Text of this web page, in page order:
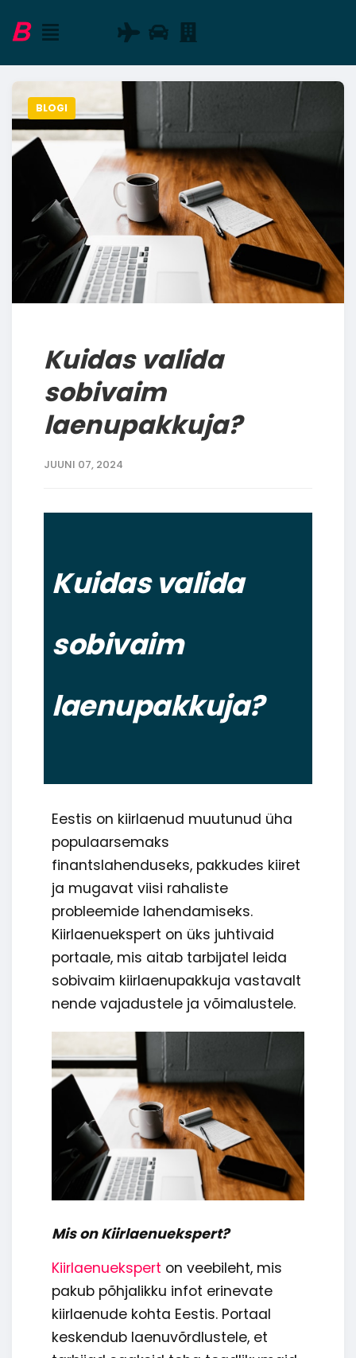
BLOGI
Kuidas valida
sobivaim
laenupakkuja?
JUUNI 07, 2024
Kuidas valida
sobivaim
laenupakkuja?
Eestis on kiirlaenud muutunud üha
populaarsemaks
finantslahenduseks, pakkudes kiiret
ja mugavat viisi rahaliste
probleemide lahendamiseks.
Kiirlaenuekspert on üks juhtivaid
portaale, mis aitab tarbijatel leida
sobivaim kiirlaenupakkuja vastavalt
nende vajadustele ja võimalustele.
Mis on Kiirlaenuekspert?
Kiirlaenuekspert on veebileht, mis
pakub põhjalikku infot erinevate
kiirlaenude kohta Eestis. Portaal
keskendub laenuvõrdlustele, et